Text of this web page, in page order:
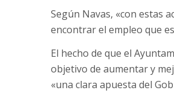
Según Navas, «con estas
encontrar el empleo que
El hecho de que el
objetivo de aumentar y
«una clara apuesta del